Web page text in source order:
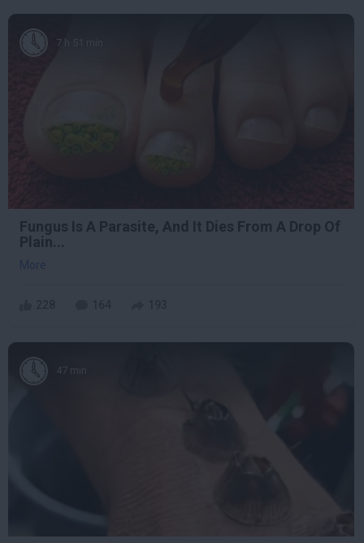
7 h 51 min
Fungus Is A Parasite, And It Dies From A Drop Of
Plain...
More
47 min